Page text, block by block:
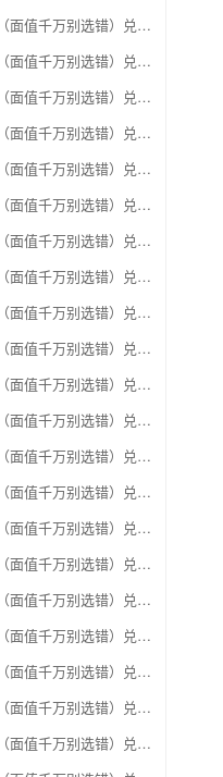
移动充值卡（面值千万别选错）兑换生活杉德卡
移动充值卡（面值千万别选错）兑换世通卡
移动充值卡（面值千万别选错）兑换商盟卡
移动充值卡（面值千万别选错）兑换赢点生活卡
移动充值卡（面值千万别选错）兑换智惠卡
移动充值卡（面值千万别选错）兑换途牛商旅卡
移动充值卡（面值千万别选错）兑换天天一卡通
移动充值卡（面值千万别选错）兑换(易初)卜蜂莲花礼品卡
移动充值卡（面值千万别选错）兑换神州运通超级卡(运通网购卡)
移动充值卡（面值千万别选错）兑换中石油省卡
移动充值卡（面值千万别选错）兑换必胜客
移动充值卡（面值千万别选错）兑换星巴克
移动充值卡（面值千万别选错）兑换哈根达斯电子券
移动充值卡（面值千万别选错）兑换平安1768欢乐豆
移动充值卡（面值千万别选错）兑换金山一卡通
移动充值卡（面值千万别选错）兑换汉购通
移动充值卡（面值千万别选错）兑换肯德基
移动充值卡（面值千万别选错）兑换CoCo
移动充值卡（面值千万别选错）兑换COSTA
移动充值卡（面值千万别选错）兑换滴滴打车
移动充值卡（面值千万别选错）兑换锦江e卡通(锦江一卡通)